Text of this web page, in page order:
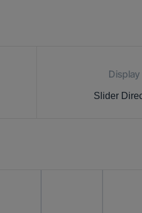
Slider